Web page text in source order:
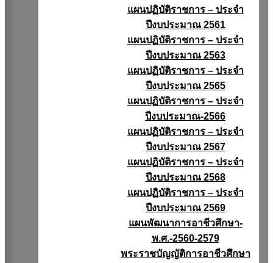
แผนปฏิบัติราชการ – ประจำ
ปีงบประมาณ 2561
แผนปฏิบัติราชการ – ประจำ
ปีงบประมาณ 2563
แผนปฏิบัติราชการ – ประจำ
ปีงบประมาณ 2565
แผนปฏิบัติราชการ – ประจำ
ปีงบประมาณ-2566
แผนปฏิบัติราชการ – ประจำ
ปีงบประมาณ 2567
แผนปฏิบัติราชการ – ประจำ
ปีงบประมาณ 2568
แผนปฏิบัติราชการ – ประจำ
ปีงบประมาณ 2569
แผนพัฒนาการอาชีวศึกษา-
พ.ศ.-2560-2579
พระราชบัญญัติการอาชีวศึกษา